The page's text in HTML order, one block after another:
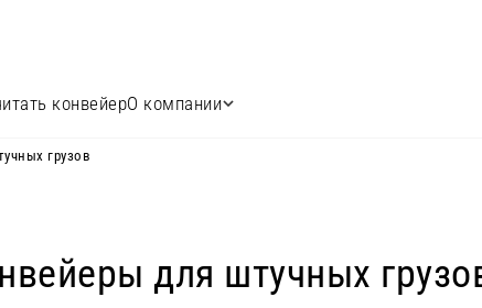
конвейерО компании
грузов
для штучных